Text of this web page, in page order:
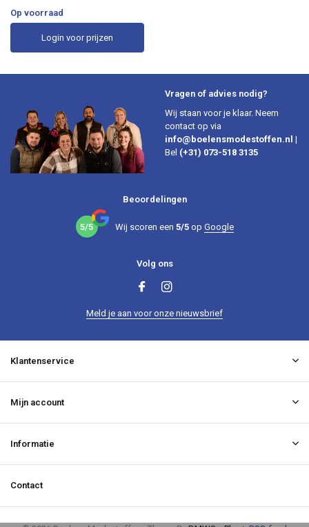
Op voorraad
Login voor prijzen
Vragen of advies nodig?
Wij staan voor je klaar. Neem
contact op via
info@boelensmodestoffen.nl |
Bel (+31) 073-518 3135
Beoordelingen
5/5 Wij scoren een 5/5op Google
Volg ons
Meld je aan voor onze nieuwsbrief
Klantenservice
Mijn account
Informatie
Contact